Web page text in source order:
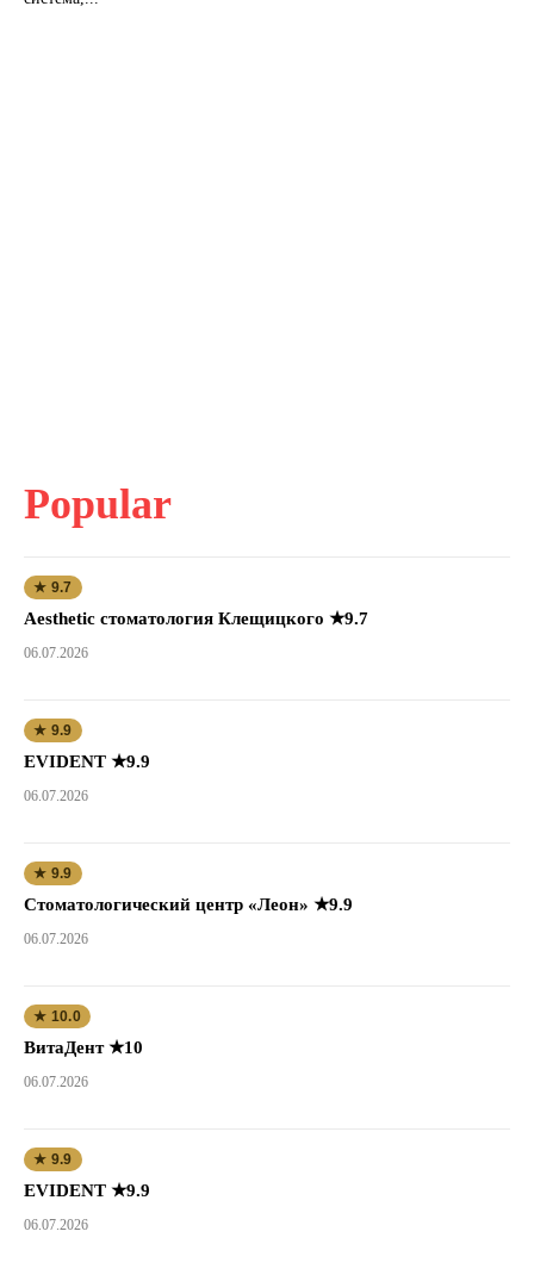
Popular
★ 9.7
Aesthetic стоматология Клещицкого ★9.7
06.07.2026
★ 9.9
EVIDENT ★9.9
06.07.2026
★ 9.9
Стоматологический центр «Леон» ★9.9
06.07.2026
★ 10.0
ВитаДент ★10
06.07.2026
★ 9.9
EVIDENT ★9.9
06.07.2026